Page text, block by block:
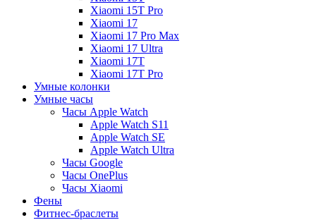
Xiaomi 15T Pro
Xiaomi 17
Xiaomi 17 Pro Max
Xiaomi 17 Ultra
Xiaomi 17T
Xiaomi 17T Pro
Умные колонки
Умные часы
Часы Apple Watch
Apple Watch S11
Apple Watch SE
Apple Watch Ultra
Часы Google
Часы OnePlus
Часы Xiaomi
Фены
Фитнес-браслеты